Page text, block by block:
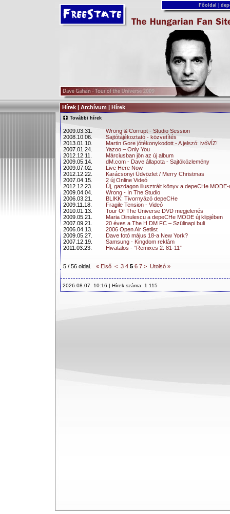
Főoldal
Hírek | Archívum | Hírek
További hírek
2009.03.31.
Wrong & Corrupt - Studio Session
2008.10.06.
Sajtótájékoztató - közvetítés
2013.01.10.
Martin Gore jótékonykodott - A jelszó: ivóVÍZ!
2007.01.24.
Yazoo – Only You
2012.12.11.
Márciusban jön az új album
2009.05.14.
dM.com - Dave állapota - Sajtóközlemény
2009.07.02.
Live Here Now
2012.12.22.
Karácsonyi Üdvözlet / Merry Christmas
2007.04.15.
2 új Online Videó
2012.12.23.
Új, gazdagon illusztrált könyv a depeCHe
2009.04.04.
Wrong - In The Studio
2006.03.21.
BLIKK: Tivornyázó depeCHe
2009.11.18.
Fragile Tension - Videó
2010.01.13.
Tour Of The Universe DVD megjelenés
2009.05.21.
Maria Dinulescu a depeCHe MODE új klipjében
2007.09.21.
20 éves a The H DM FC – Szülinapi buli
2006.04.13.
2006 Open Air Setlist
2009.05.27.
Dave fotó május 18-a New York?
2007.12.19.
Samsung - Kingdom reklám
2011.03.23.
Hivatalos - “Remixes 2: 81-11”
5 / 56 oldal. « Első < 3 4 5 6 7 > Utolsó »
2026.08.07. 10:16 | Hírek száma: 1 115